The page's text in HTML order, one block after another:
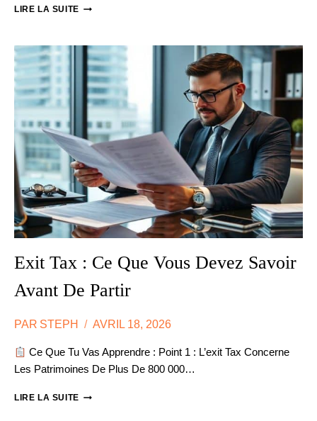
LIRE LA SUITEFISCALITÉ
POUR
LES
EXPATRIÉS
Exit Tax : Ce Que Vous Devez Savoir
Avant De Partir
PAR STEPH AVRIL 18, 2026
Ce Que Tu Vas Apprendre : Point 1 : L’exit Tax Concerne
Les Patrimoines De Plus De 800 000…
LIRE LA SUITEEXIT